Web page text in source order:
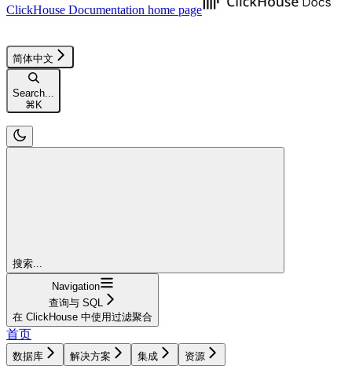
ClickHouse Documentation home page
简体中文
Search...
⌘ K
搜索...
Navigation
查询与 SQL
在 ClickHouse 中使用过滤聚合
首页
数据库 解决方案 集成 资源